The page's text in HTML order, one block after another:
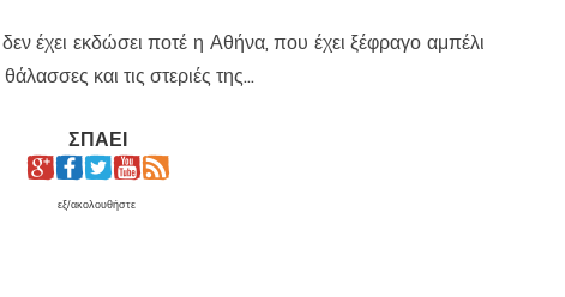
έχει εκδώσει ποτέ η Αθήνα, που έχει ξέφραγο αμπέλι
και τις στεριές της...
ΣΠΑΕΙ
εξ/ακολουθήστε